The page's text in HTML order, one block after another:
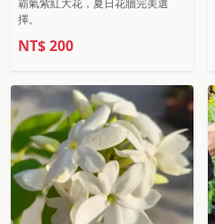
霸氣紫紅大花，夏日花牆完美選
擇。
NT$200